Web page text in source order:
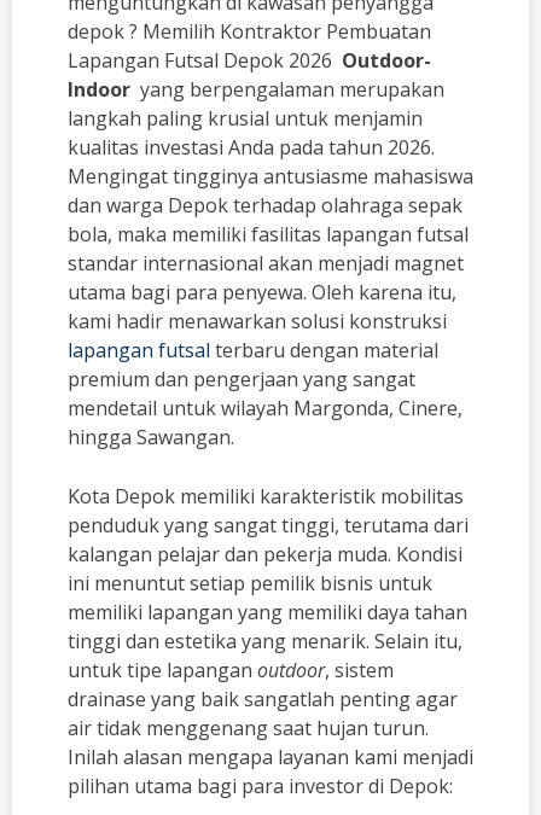
depok ? Memilih Kontraktor Pembuatan
Lapangan Futsal Depok 2026 Outdoor-
Indoor yang berpengalaman merupakan
langkah paling krusial untuk menjamin
kualitas investasi Anda pada tahun 2026.
Mengingat tingginya antusiasme mahasiswa
dan warga Depok terhadap olahraga sepak
bola, maka memiliki fasilitas lapangan futsal
standar internasional akan menjadi magnet
utama bagi para penyewa. Oleh karena itu,
kami hadir menawarkan solusi konstruksi
lapangan futsal terbaru dengan material
premium dan pengerjaan yang sangat
mendetail untuk wilayah Margonda, Cinere,
hingga Sawangan.
Kota Depok memiliki karakteristik mobilitas
penduduk yang sangat tinggi, terutama dari
kalangan pelajar dan pekerja muda. Kondisi
ini menuntut setiap pemilik bisnis untuk
memiliki lapangan yang memiliki daya tahan
tinggi dan estetika yang menarik. Selain itu,
untuk tipe lapangan outdoor, sistem
drainase yang baik sangatlah penting agar
air tidak menggenang saat hujan turun.
Inilah alasan mengapa layanan kami menjadi
pilihan utama bagi para investor di Depok: